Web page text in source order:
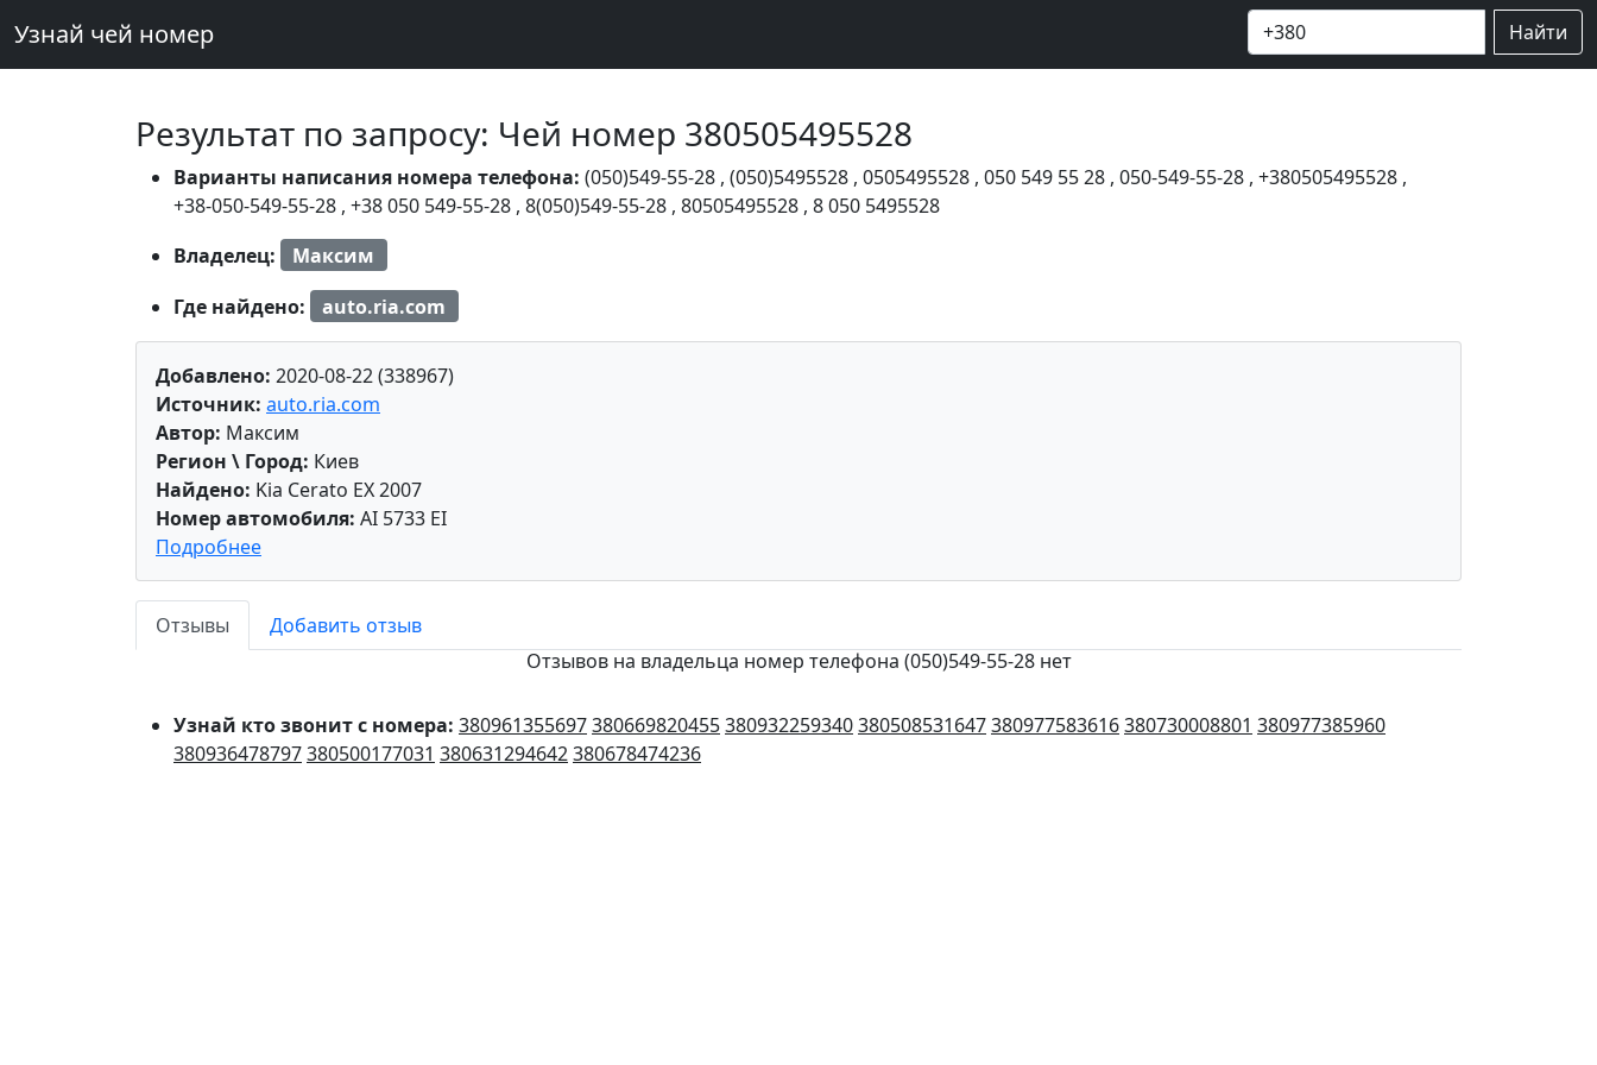
Узнай чей номер Найти
Результат по запросу: Чей номер 380505495528
Варианты написания номера телефона: (050)549-55-28 , (050)5495528 , 0505495528 , 050 549 55 28 , 050-549-55-28 , +380505495528 ,
+38-050-549-55-28 , +38 050 549-55-28 , 8(050)549-55-28 , 80505495528 , 8 050 5495528
Владелец:
Максим
Где найдено:
auto.ria.com
Добавлено: 2020-08-22 (338967)
Источник: auto.ria.com
Автор: Максим
Регион \ Город: Киев
Найдено: Kia Cerato EX 2007
Номер автомобиля: AI 5733 EI
Подробнее
Отзывы
Добавить отзыв
Отзывов на владельца номер телефона (050)549-55-28 нет
Узнай кто звонит с номера: 380961355697380669820455380932259340380508531647380977583616380730008801 380977385960
380936478797380500177031 380631294642380678474236